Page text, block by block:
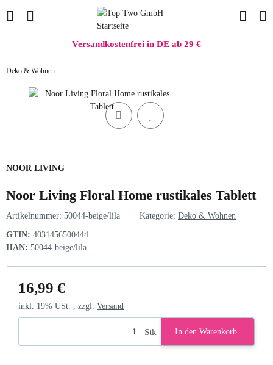
Versandkostenfrei in DE ab 29 €
Deko & Wohnen
NOOR LIVING
Noor Living Floral Home rustikales Tablett
Artikelnummer: 50044-beige/lila Kategorie: Deko & Wohnen
GTIN: 4031456500444
HAN: 50044-beige/lila
16,99 €
inkl. 19% USt. , zzgl. Versand
Stk In den Warenkorb